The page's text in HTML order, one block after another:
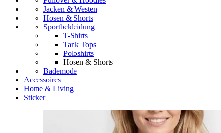
Jacken & Westen
Hosen & Shorts
Sportbekleidung
T-Shirts
Tank Tops
Poloshirts
Hosen & Shorts
Bademode
Accessoires
Home & Living
Sticker